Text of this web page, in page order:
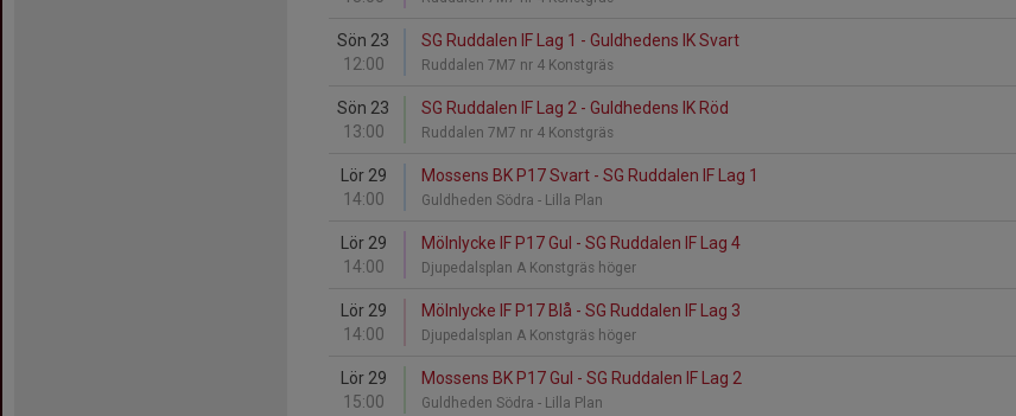
Sön 23
12:00
SG Ruddalen IF Lag 1 - Guldhedens IK Svart
Ruddalen 7M7 nr 4 Konstgräs
Sön 23
13:00
SG Ruddalen IF Lag 2 - Guldhedens IK Röd
Ruddalen 7M7 nr 4 Konstgräs
Lör 29
14:00
Mossens BK P17 Svart - SG Ruddalen IF Lag 1
Guldheden Södra - Lilla Plan
Lör 29
14:00
Mölnlycke IF P17 Gul - SG Ruddalen IF Lag 4
Djupedalsplan A Konstgräs höger
Lör 29
14:00
Mölnlycke IF P17 Blå - SG Ruddalen IF Lag 3
Djupedalsplan A Konstgräs höger
Lör 29
15:00
Mossens BK P17 Gul - SG Ruddalen IF Lag 2
Guldheden Södra - Lilla Plan